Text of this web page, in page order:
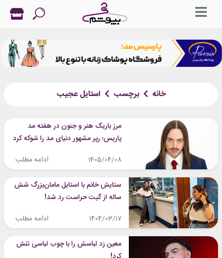
خانه برچسب استایل عجیب
مرز باریک هنر و جنون در هفته مد
پاریس؛ رپر مشهور دنیای مد را شوکه کرد
1405/04/08 ادامه مطلب
ستایش خانم با استایل مامان‌بزرگ شش
ساله از گیت حراست رد شد!
1404/03/17 ادامه مطلب
معین زد لباسش را با چوب لباسی تنش